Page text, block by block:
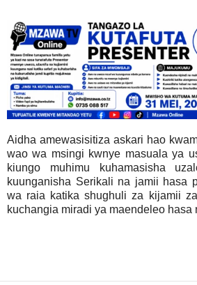
Aidha amewasisitiza askari hao
wao wa msingi kwnye masuala ya
kiungo muhimu kuhamasisha
kuunganisha Serikali na jamii hasa
wa raia katika shughuli za kijamii
kuchangia miradi ya maendeleo hasa